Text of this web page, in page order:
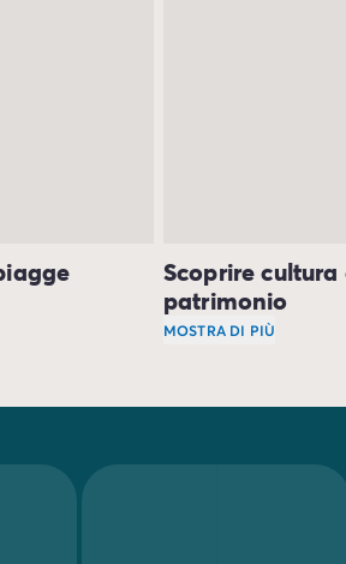
Scoprire cultura
patrimonio
MOSTRA DI PIÙ
Assaggia i piatti